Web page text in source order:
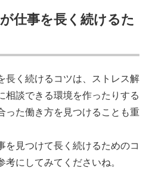
仕事を長く続けるた
長く続けるコツは、ストレス解
相談できる環境を作ったりする
った働き方を見つけることも重
を見つけて長く続けるためのコ
にしてみてくださいね。